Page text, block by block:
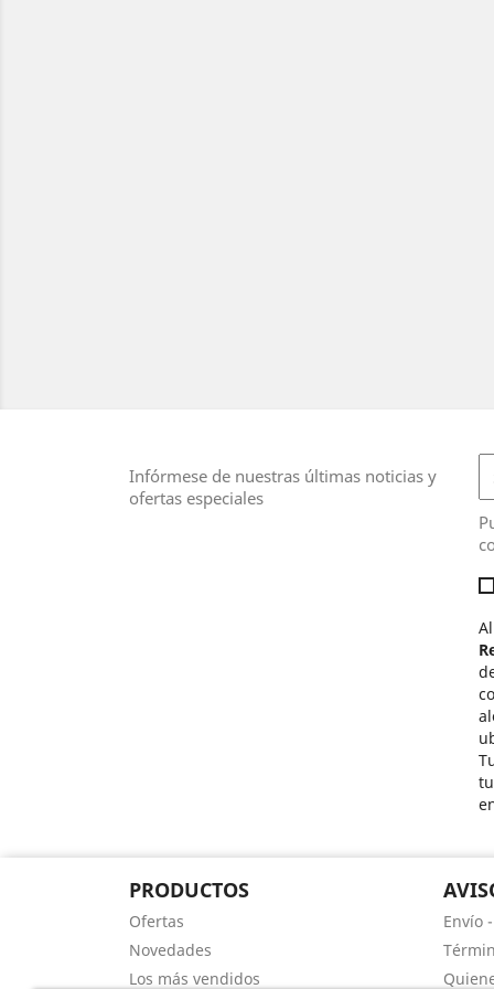
Infórmese de nuestras últimas noticias y
ofertas especiales
PRODUCTOS
Ofertas
Novedades
Los más vendidos
Envío